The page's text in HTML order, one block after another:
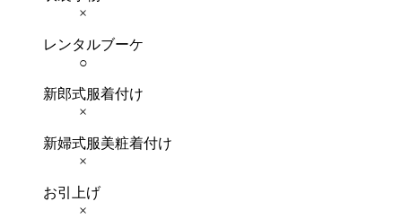
×
レンタルブーケ
○
新郎式服着付け
×
新婦式服美粧着付け
×
お引上げ
×